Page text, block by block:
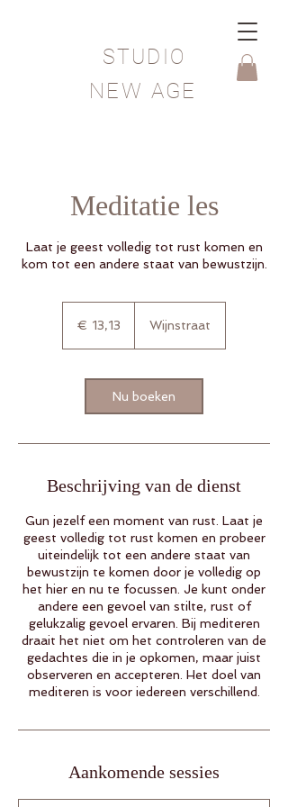
STUDIO
NEW AGE
Meditatie les
Laat je geest volledig tot rust komen en
kom tot een andere staat van bewustzijn.
€ 13,13 Wijnstraat
Nu boeken
Beschrijving van de dienst
Gun jezelf een moment van rust. Laat je
geest volledig tot rust komen en probeer
uiteindelijk tot een andere staat van
bewustzijn te komen door je volledig op
het hier en nu te focussen. Je kunt onder
andere een gevoel van stilte, rust of
gelukzalig gevoel ervaren. Bij mediteren
draait het niet om het controleren van de
gedachtes die in je opkomen, maar juist
observeren en accepteren. Het doel van
mediteren is voor iedereen verschillend.
Aankomende sessies